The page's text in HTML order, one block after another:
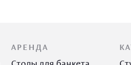
АРЕНДА